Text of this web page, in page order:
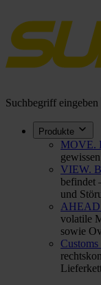
Suchbegriff eingeben
Produkte
MOVE.
VIEW.
befindet
und
volatile
sowie